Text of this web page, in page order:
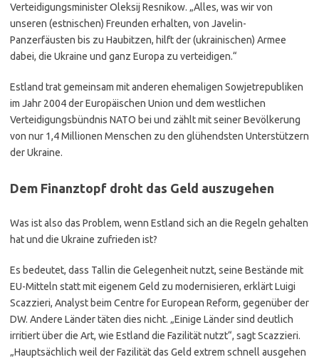
Verteidigungsminister Oleksij Resnikow. „Alles, was wir von
unseren (estnischen) Freunden erhalten, von Javelin-
Panzerfäusten bis zu Haubitzen, hilft der (ukrainischen) Armee
dabei, die Ukraine und ganz Europa zu verteidigen.“
Estland trat gemeinsam mit anderen ehemaligen Sowjetrepubliken
im Jahr 2004 der Europäischen Union und dem westlichen
Verteidigungsbündnis NATO bei und zählt mit seiner Bevölkerung
von nur 1,4 Millionen Menschen zu den glühendsten Unterstützern
der Ukraine.
Dem Finanztopf droht das Geld auszugehen
Was ist also das Problem, wenn Estland sich an die Regeln gehalten
hat und die Ukraine zufrieden ist?
Es bedeutet, dass Tallin die Gelegenheit nutzt, seine Bestände mit
EU-Mitteln statt mit eigenem Geld zu modernisieren, erklärt Luigi
Scazzieri, Analyst beim Centre for European Reform, gegenüber der
DW. Andere Länder täten dies nicht. „Einige Länder sind deutlich
irritiert über die Art, wie Estland die Fazilität nutzt“, sagt Scazzieri.
„Hauptsächlich weil der Fazilität das Geld extrem schnell ausgehen